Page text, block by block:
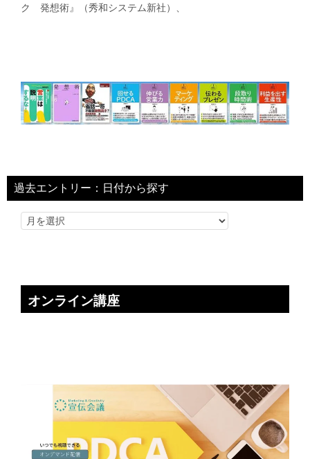
ク 発想術』（秀和システム新社）、
過去エントリー：日付から探す
オンライン講座